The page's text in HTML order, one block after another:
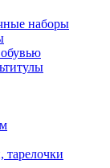
наборы
тарелочки